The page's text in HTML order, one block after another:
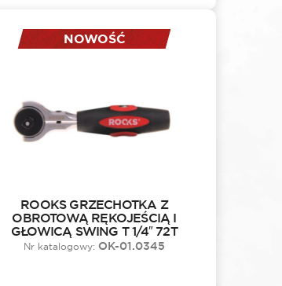
NOWOŚĆ
ROOKS GRZECHOTKA Z
OBROTOWĄ RĘKOJEŚCIĄ I
GŁOWICĄ SWING T 1/4″ 72T
Nr katalogowy: OK-01.0345